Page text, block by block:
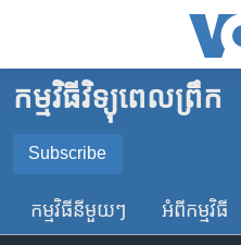
គេហទំព័រ​
ទាក់ទង
រំលង​
កម្ពុជា
អន្តរជាតិ
ចិន
កម្មវិធីវិទ្យុពេលព្រឹក
Subscribe
SUBSCRIBE
កម្មវិធី​នីមួយៗ អំពី​កម្មវិធី​